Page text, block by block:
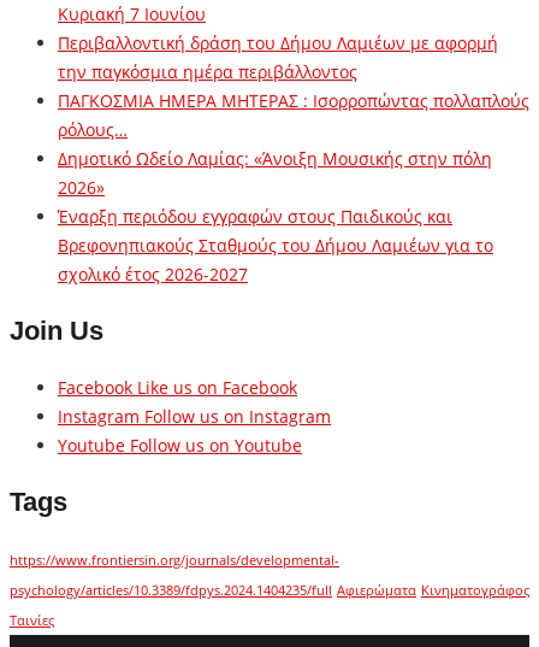
Κυριακή 7 Ιουνίου
Περιβαλλοντική δράση του Δήμου Λαμιέων με αφορμή
την παγκόσμια ημέρα περιβάλλοντος
ΠΑΓΚΟΣΜΙΑ ΗΜΕΡΑ ΜΗΤΕΡΑΣ : Ισορροπώντας πολλαπλούς
ρόλους…
Δημοτικό Ωδείο Λαμίας: «Άνοιξη Μουσικής στην πόλη
2026»
Έναρξη περιόδου εγγραφών στους Παιδικούς και
Βρεφονηπιακούς Σταθμούς του Δήμου Λαμιέων για το
σχολικό έτος 2026-2027
Join Us
Facebook Like us on Facebook
Instagram Follow us on Instagram
Youtube Follow us on Youtube
Tags
https://www.frontiersin.org/journals/developmental-
psychology/articles/10.3389/fdpys.2024.1404235/full Αφιερώματα Κινηματογράφος
Ταινίες